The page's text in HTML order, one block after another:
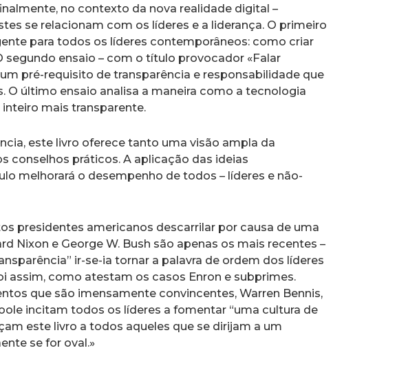
no contexto da nova realidade digital –
se relacionam com os líderes e a liderança. O primeiro
para todos os líderes contemporâneos: como criar
segundo ensaio – com o título provocador «Falar
pré-requisito de transparência e responsabilidade que
O último ensaio analisa a maneira como a tecnologia
mais transparente.
este livro oferece tanto uma visão ampla da
conselhos práticos. A aplicação das ideias
melhorará o desempenho de todos – líderes e não-
presidentes americanos descarrilar por causa de uma
Nixon e George W. Bush são apenas os mais recentes –
ir-se-ia tornar a palavra de ordem dos líderes
assim, como atestam os casos Enron e subprimes.
que são imensamente convincentes, Warren Bennis,
incitam todos os líderes a fomentar “uma cultura de
este livro a todos aqueles que se dirijam a um
se for oval.»